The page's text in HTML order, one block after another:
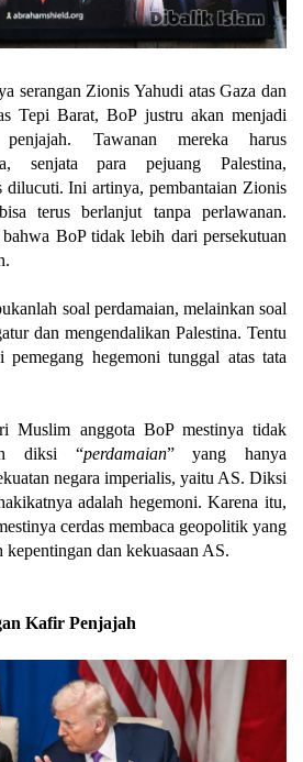
serangan Zionis Yahudi atas Gaza dan
Tepi Barat, BoP justru akan menjadi
penjajah. Tawanan mereka harus
senjata para pejuang Palestina,
dilucuti. Ini artinya, pembantaian Zionis
terus berlanjut tanpa perlawanan.
BoP tidak lebih dari persekutuan
soal perdamaian, melainkan soal
dan mengendalikan Palestina. Tentu
pemegang hegemoni tunggal atas tata
Muslim anggota BoP mestinya tidak
diksi “perdamaian” yang hanya
negara imperialis, yaitu AS. Diksi
adalah hegemoni. Karena itu,
cerdas membaca geopolitik yang
dan kekuasaan AS.
Kafir Penjajah